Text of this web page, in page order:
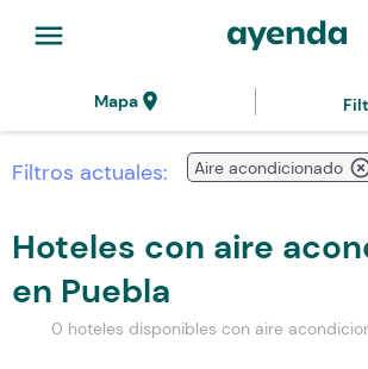
menu
Mapalocation_on
Filtros actuales: Aire acondicionado
Hoteles con aire
en Puebla
0 hoteles disponibles con aire